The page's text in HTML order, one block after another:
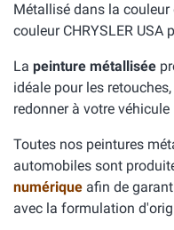
Métallisé dans la
couleur CHRYSLER
La peinture métallisée
idéale pour les
redonner à votre
Toutes nos peintures
automobiles sont
numérique afin de
avec la formulation